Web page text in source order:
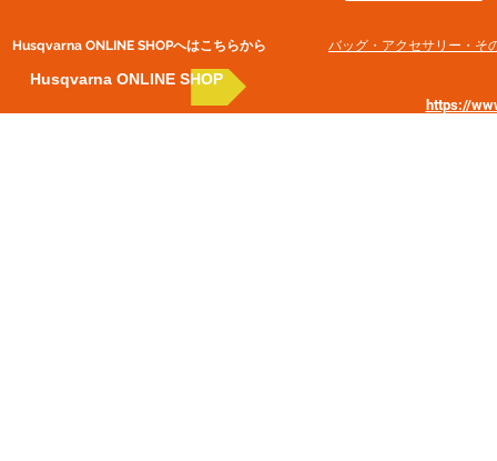
Husqvarna ONLINE SHOP​へはこちらから
Husqvarna ONLINE SHOP
バッグ・アクセサリー・そ
https://